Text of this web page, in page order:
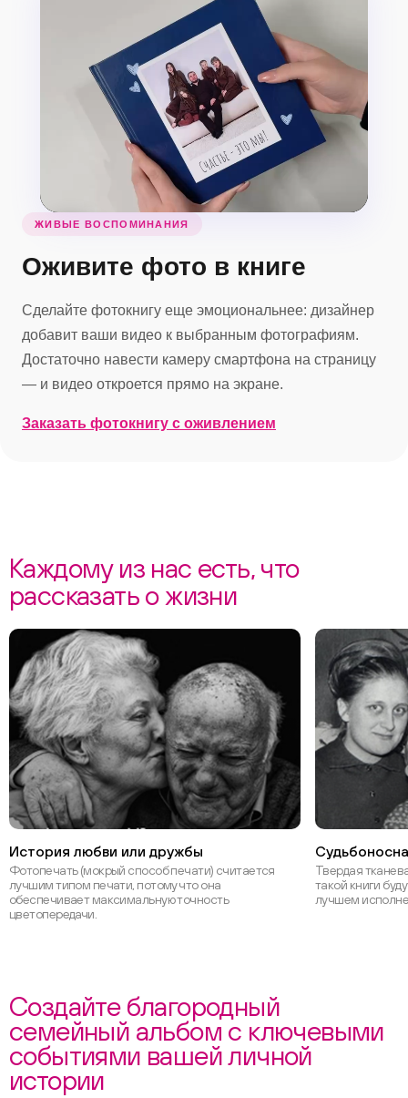
ЖИВЫЕ ВОСПОМИНАНИЯ
Оживите фото в книге
Сделайте фотокнигу еще эмоциональнее: дизайнер
добавит ваши видео к выбранным фотографиям.
Достаточно навести камеру смартфона на страницу
— и видео откроется прямо на экране.
Заказать фотокнигу с оживлением
Каждому из нас есть, что
рассказать о жизни
История любви или дружбы
Фотопечать (мокрый способ печати) считается
лучшим типом печати, потому что она
обеспечивает максимальную точность
цветопередачи.
Твердая
такой книги
лучшем
Создайте благородный
семейный альбом с ключевыми
событиями вашей личной
истории